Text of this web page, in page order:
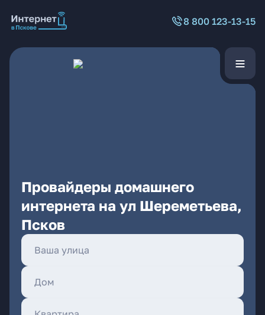
8 800 123-13-15
Провайдеры домашнего
интернета на ул Шереметьева,
Псков